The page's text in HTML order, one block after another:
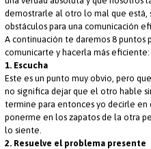
demostrarle al otro lo mal que está,
obstáculos para una comunicación
A continuación te daremos 8 puntos
comunicarte y hacerla más eficiente:
1. Escucha
Este es un punto muy obvio, pero
no significa dejar que el otro hable
termine para entonces yo decirle en
ponerme en los zapatos de la otra
lo siente.
2. Resuelve el problema presente